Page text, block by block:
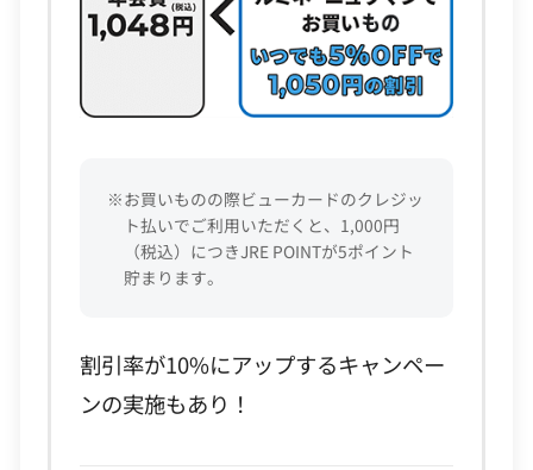
※お買いものの際ビューカードのクレジッ
ト払いでご利用いただくと、1,000円
（税込）につきJRE POINTが5ポイント
貯まります。
割引率が10%にアップするキャンペー
ンの実施もあり！